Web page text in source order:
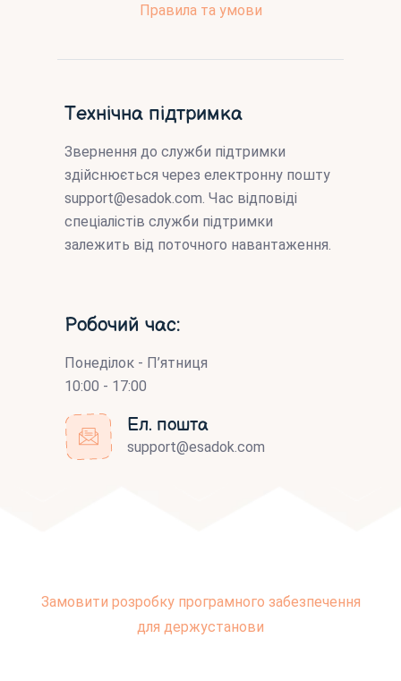
Правила та умови
Технічна підтримка
Звернення до служби підтримки
здійснюється через електронну пошту
support@esadok.com. Час відповіді
спеціалістів служби підтримки
залежить від поточного навантаження.
Робочий час:
Понеділок - П’ятниця
10:00 - 17:00
Ел. пошта
support@esadok.com
Замовити розробку програмного забезпечення
для держустанови